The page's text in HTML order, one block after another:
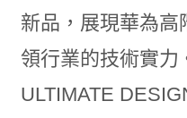
新品，展現華為高
領行業的技術實力
ULTIMATE